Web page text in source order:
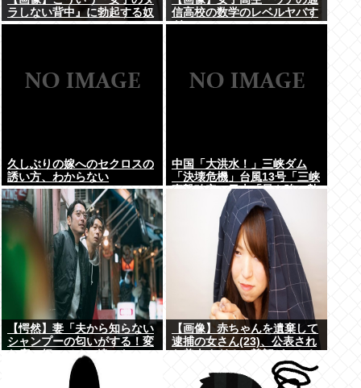
ラしない背中』に勃起する奴
www
信高校の数学のレベルヤバす
ぎｗｗｗ」
久しぶりの嫁へのセクロスの
誘い方、わからない
中国「大洪水！」三峡ダム
「決壊危機」台風13号「三峡
直撃確定」日本「最も強い勢
力で接近！（伊勢湾台風級」
台風13号と15号「中国本土で
ぶつかり合う（前代未聞」→
【愕然】妻「夫から知らない
シャンプーの匂いがする！変
な店に行ってるに違いな
い！！！」探偵「調べたとこ
ろ･･･」⇒結果ｗｗ
【画像】赤ちゃんを遺棄して
逮捕の女さん(23)、公表され